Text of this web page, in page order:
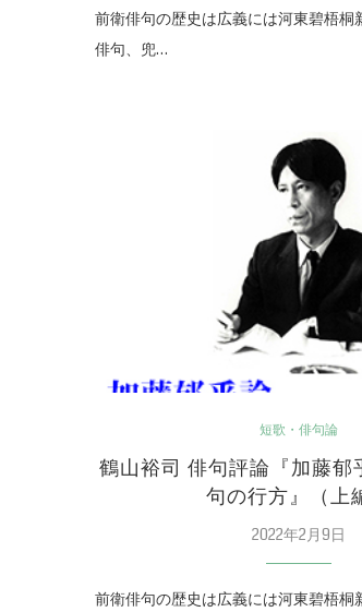
前衛俳句の歴史は広義には河東碧梧桐
俳句、兜…
短歌・俳句論
鶴山裕司 俳句評論『加藤
句の行方』（上
2022年2月9日
前衛俳句の歴史は広義には河東碧梧桐